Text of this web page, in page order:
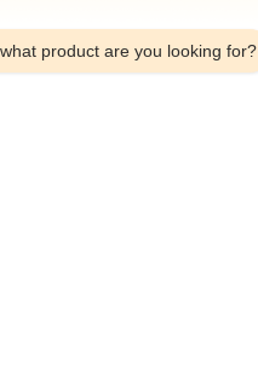
product are you looking for?